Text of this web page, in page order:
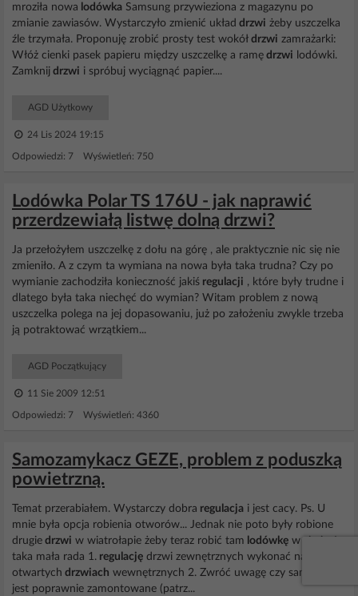
mroziła nowa lodówka Samsung przywieziona z magazynu po
zmianie zawiasów. Wystarczyło zmienić układ drzwi żeby uszczelka
źle trzymała. Proponuję zrobić prosty test wokół drzwi zamrażarki:
Włóż cienki pasek papieru między uszczelkę a ramę drzwi lodówki.
Zamknij drzwi i spróbuj wyciągnąć papier....
AGD Użytkowy
24 Lis 2024 19:15
Odpowiedzi: 7 Wyświetleń: 750
Lodówka Polar TS 176U - jak naprawić
przerdzewiałą listwę dolną drzwi?
Ja przełożyłem uszczelkę z dołu na górę , ale praktycznie nic się nie
zmieniło. A z czym ta wymiana na nowa była taka trudna? Czy po
wymianie zachodziła konieczność jakiś regulacji , które były trudne i
dlatego była taka niechęć do wymian? Witam problem z nową
uszczelka polega na jej dopasowaniu, już po założeniu zwykle trzeba
ją potraktować wrzątkiem...
AGD Początkujący
11 Sie 2009 12:51
Odpowiedzi: 7 Wyświetleń: 4360
Samozamykacz GEZE, problem z poduszką
powietrzną.
Temat przerabiałem. Wystarczy dobra regulacja i jest cacy. Ps. U
mnie była opcja robienia otworów... Jednak nie poto były robione
drugie drzwi w wiatrołapie żeby teraz robić tam lodówkę w zimie. I
taka mała rada 1. regulację drzwi zewnętrznych wykonać na
otwartych drzwiach wewnętrznych 2. Zwróć uwagę czy samo ramię
jest poprawnie zamontowane (patrz...